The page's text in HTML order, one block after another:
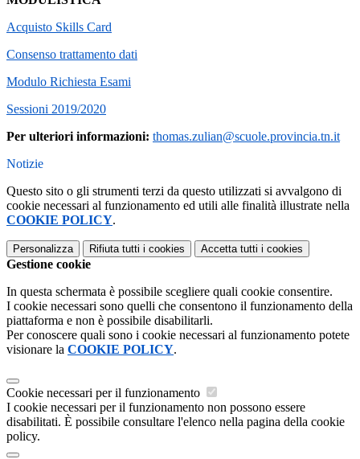
Acquisto Skills Card
Consenso trattamento dati
Modulo Richiesta Esami
Sessioni 2019/2020
Per ulteriori informazioni: thomas.zulian@scuole.provincia.tn.it
Notizie
Questo sito o gli strumenti terzi da questo utilizzati si avvalgono di
cookie necessari al funzionamento ed utili alle finalità illustrate nella
COOKIE POLICY.
Personalizza Rifiuta tutti i cookies Accetta tutti i cookies
Gestione cookie
In questa schermata è possibile scegliere quali cookie consentire.
I cookie necessari sono quelli che consentono il funzionamento della
piattaforma e non è possibile disabilitarli.
Per conoscere quali sono i cookie necessari al funzionamento potete
visionare la COOKIE POLICY.
Cookie necessari per il funzionamento
I cookie necessari per il funzionamento non possono essere
disabilitati. È possibile consultare l'elenco nella pagina della cookie
policy.